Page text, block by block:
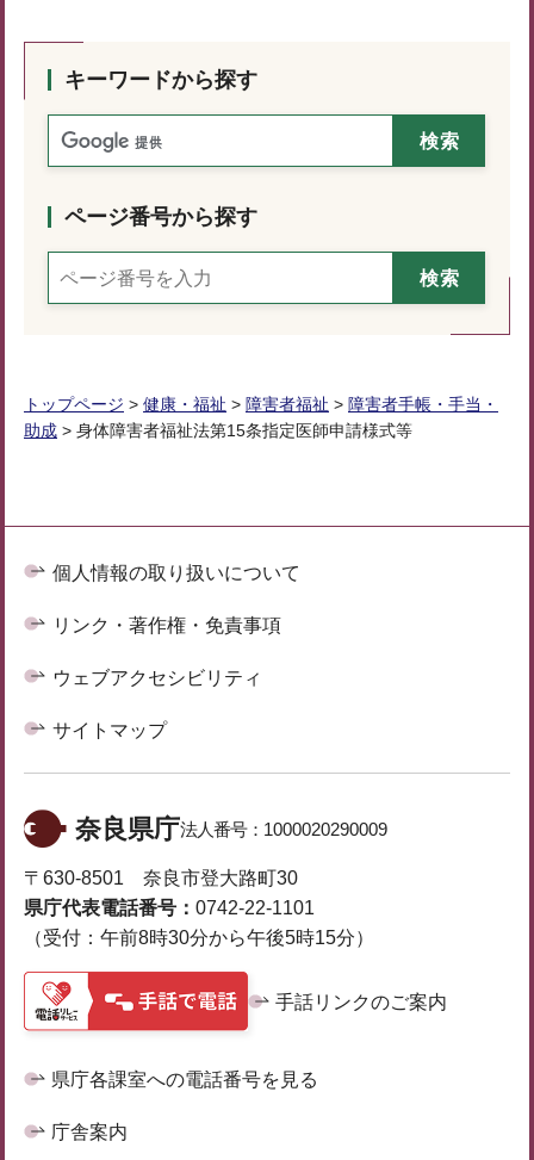
キーワードから探す
ページ番号から探す
トップページ > 健康・福祉 > 障害者福祉 > 障害者手帳・手当・
助成 > 身体障害者福祉法第15条指定医師申請様式等
個人情報の取り扱いについて
リンク・著作権・免責事項
ウェブアクセシビリティ
サイトマップ
奈良県庁法人番号： 1000020290009
〒630-8501 奈良市登大路町30
県庁代表電話番号： 0742-22-1101
（受付：午前8時30分から午後5時15分）
手話リンクのご案内
県庁各課室への電話番号を見る
庁舎案内